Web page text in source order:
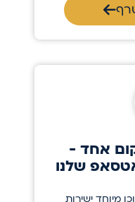
אחד -
שלנו
מיוחד ישירות